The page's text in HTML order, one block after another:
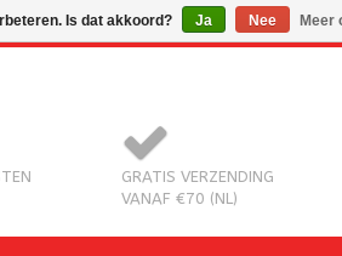
GRATIS VERZENDING
VANAF €70 (NL)
Is dat akkoord? Ja Nee Meer